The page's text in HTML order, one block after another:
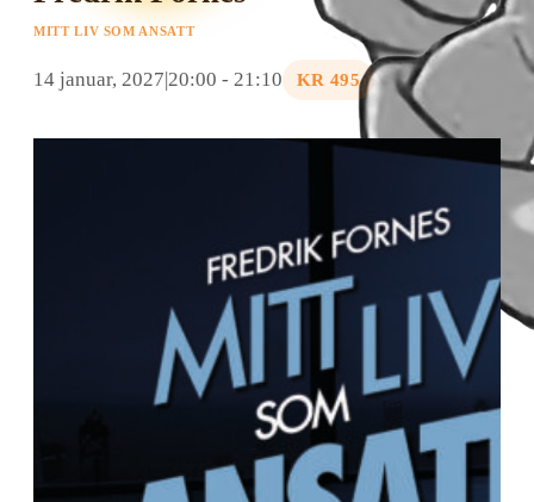
MITT LIV SOM ANSATT
14 januar, 2027|20:00 - 21:10 KR 495